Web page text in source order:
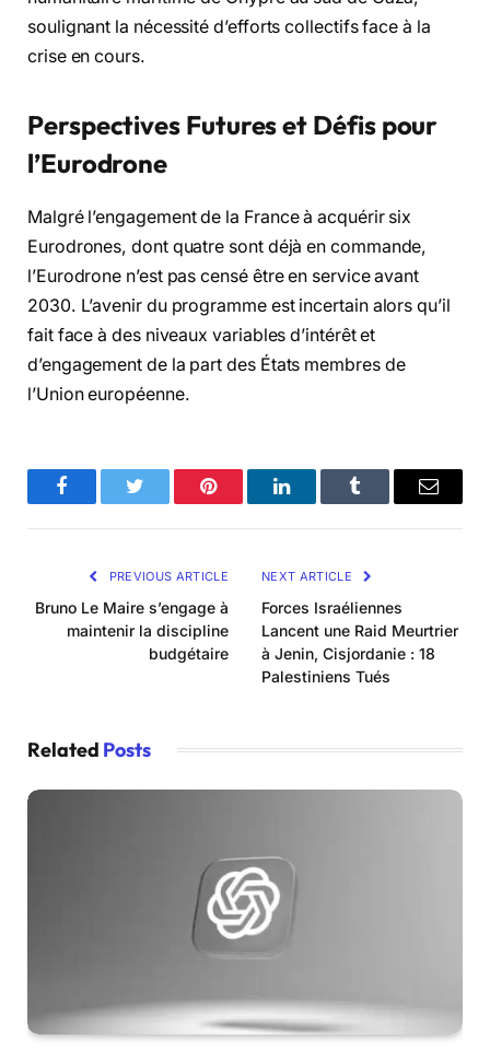
soulignant la nécessité d’efforts collectifs face à la
crise en cours.
Perspectives Futures et Défis pour
l’Eurodrone
Malgré l’engagement de la France à acquérir six
Eurodrones, dont quatre sont déjà en commande,
l’Eurodrone n’est pas censé être en service avant
2030. L’avenir du programme est incertain alors qu’il
fait face à des niveaux variables d’intérêt et
d’engagement de la part des États membres de
l’Union européenne.
FacebookTwitter Pinterest LinkedInTumblr Email
PREVIOUS ARTICLE
Bruno Le Maire s’engage à
maintenir la discipline
budgétaire
NEXT ARTICLE
Forces Israéliennes
Lancent une Raid Meurtrier
à Jenin, Cisjordanie : 18
Palestiniens Tués
Related Posts